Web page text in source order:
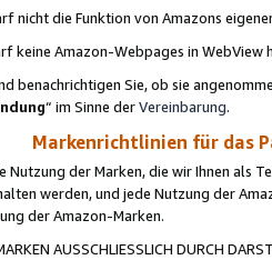
nicht die Funktion von Amazons
keine Amazon-Webpages in WebView
benachrichtigen Sie, ob sie
“ im Sinne derVereinbarung.
Markenrichtlinien für das
Nutzung der Marken, die wir Ihnen als
werden, und jede Nutzung der
der Amazon-Marken.
AUSSCHLIESSLICH DURCH